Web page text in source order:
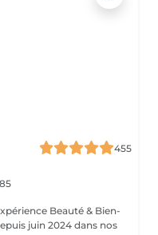
455
juin 2024 dans nos